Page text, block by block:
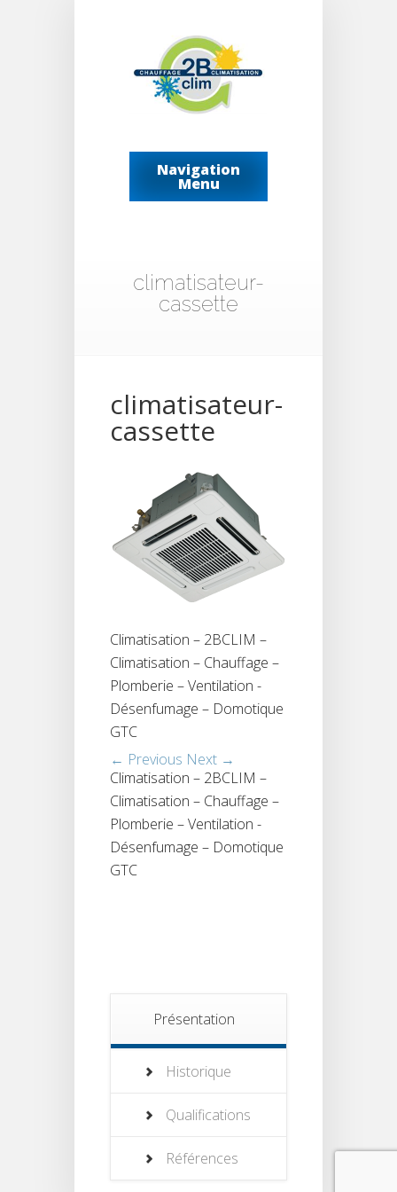
Navigation
Menu
climatisateur-
cassette
climatisateur-
cassette
Climatisation – 2BCLIM –
Climatisation – Chauffage –
Plomberie – Ventilation -
Désenfumage – Domotique
GTC
← Previous Next →
Climatisation – 2BCLIM –
Climatisation – Chauffage –
Plomberie – Ventilation -
Désenfumage – Domotique
GTC
Présentation
Historique
Qualifications
Références